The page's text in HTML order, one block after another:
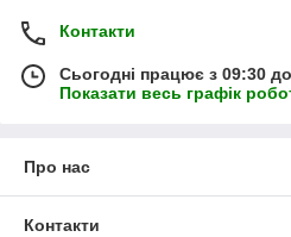
Контакти
Сьогодні працює з 09:30
Показати весь графік
Про нас
Контакти